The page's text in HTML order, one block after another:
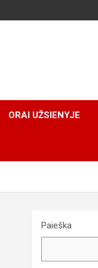
ORAI UŽSIENYJE
Paieška